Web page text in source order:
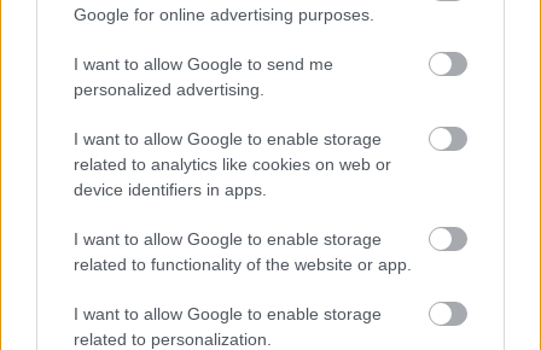
Google for online advertising purposes.
I want to allow Google to send me
personalized advertising.
I want to allow Google to enable storage
related to analytics like cookies on web or
device identifiers in apps.
I want to allow Google to enable storage
related to functionality of the website or app.
I want to allow Google to enable storage
related to personalization.
A film hivatalos előzetese: